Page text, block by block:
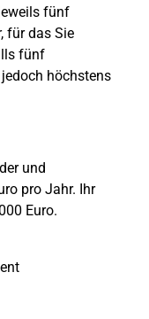
fünf
für das Sie
fünf
höchstens
und
pro Jahr. Ihr
Euro.